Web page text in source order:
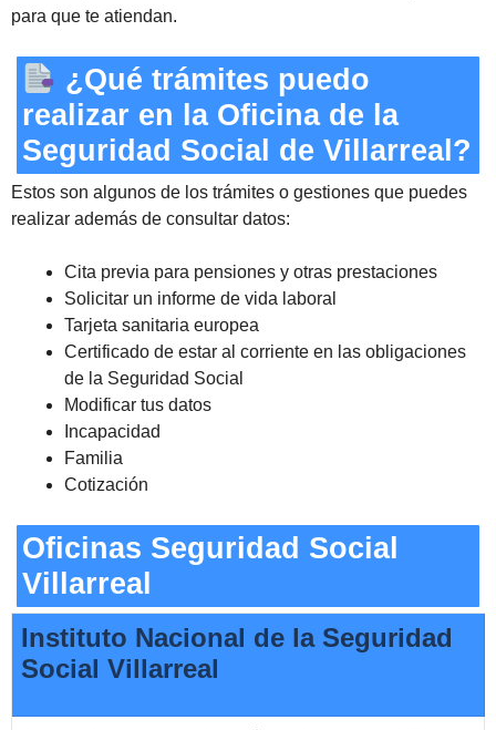
para que te atiendan.
¿Qué trámites puedo
realizar en la Oficina de la
Seguridad Social de Villarreal?
Estos son algunos de los trámites o gestiones que puedes
realizar además de consultar datos:
Cita previa para pensiones y otras prestaciones
Solicitar un informe de vida laboral
Tarjeta sanitaria europea
Certificado de estar al corriente en las obligaciones
de la Seguridad Social
Modificar tus datos
Incapacidad
Familia
Cotización
Oficinas Seguridad Social
Villarreal
Instituto Nacional de la Seguridad
Social Villarreal